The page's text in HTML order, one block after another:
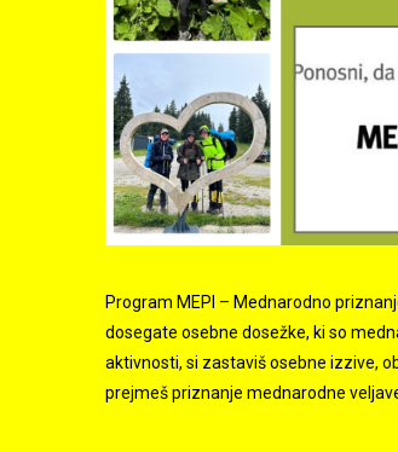
Program MEPI – Mednarodno
dosegate osebne dosežke, ki so
aktivnosti, si zastaviš osebne izzive,
prejmeš priznanje mednarodne